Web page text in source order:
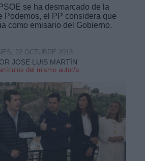
se ha desmarcado de la
Podemos, el PP considera que
como emisario del Gobierno.
JOSE LUIS MARTÍN
del mismo autor/a
22 OCTUBRE 2018